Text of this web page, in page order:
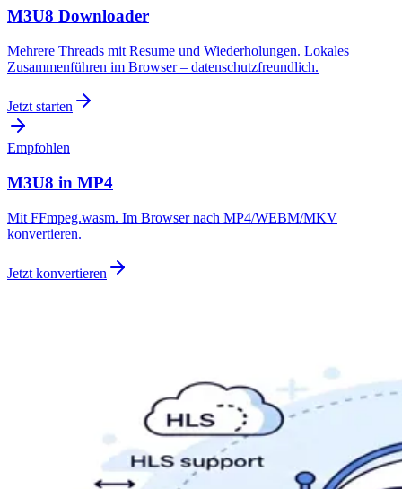
M3U8 Downloader
Mehrere Threads mit Resume und Wiederholungen. Lokales
Zusammenführen im Browser – datenschutzfreundlich.
Jetzt starten
Empfohlen
M3U8 in MP4
Mit FFmpeg.wasm. Im Browser nach MP4/WEBM/MKV
konvertieren.
Jetzt konvertieren